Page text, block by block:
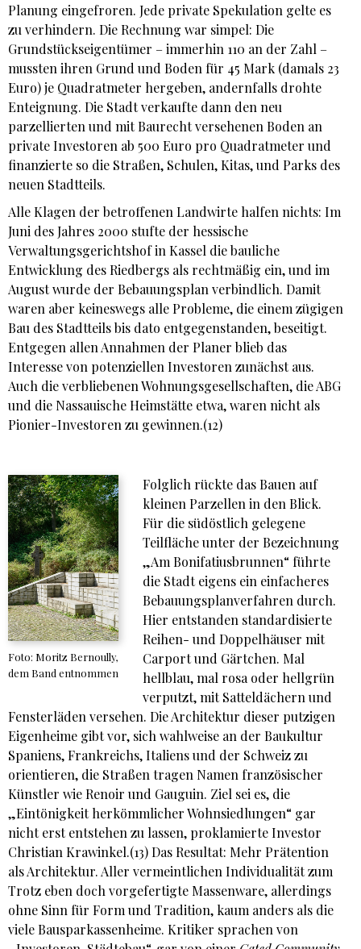
Planung eingefroren. Jede private Spekulation gelte es
zu verhindern. Die Rechnung war simpel: Die
Grundstückseigentümer – immerhin 110 an der Zahl –
mussten ihren Grund und Boden für 45 Mark (damals 23
Euro) je Quadratmeter hergeben, andernfalls drohte
Enteignung. Die Stadt verkaufte dann den neu
parzellierten und mit Baurecht versehenen Boden an
private Investoren ab 500 Euro pro Quadratmeter und
finanzierte so die Straßen, Schulen, Kitas, und Parks des
neuen Stadtteils.
Alle Klagen der betroffenen Landwirte halfen nichts: Im
Juni des Jahres 2000 stufte der hessische
Verwaltungsgerichtshof in Kassel die bauliche
Entwicklung des Riedbergs als rechtmäßig ein, und im
August wurde der Bebauungsplan verbindlich. Damit
waren aber keineswegs alle Probleme, die einem zügigen
Bau des Stadtteils bis dato entgegenstanden, beseitigt.
Entgegen allen Annahmen der Planer blieb das
Interesse von potenziellen Investoren zunächst aus.
Auch die verbliebenen Wohnungsgesellschaften, die ABG
und die Nassauische Heimstätte etwa, waren nicht als
Pionier-Investoren zu gewinnen.(12)
Foto: Moritz Bernoully,
dem Band entnommen
Folglich rückte das Bauen auf
kleinen Parzellen in den Blick.
Für die südöstlich gelegene
Teilfläche unter der Bezeichnung
„Am Bonifatiusbrunnen“ führte
die Stadt eigens ein einfacheres
Bebauungsplanverfahren durch.
Hier entstanden standardisierte
Reihen- und Doppelhäuser mit
Carport und Gärtchen. Mal
hellblau, mal rosa oder hellgrün
verputzt, mit Satteldächern und
Fensterläden versehen. Die Architektur dieser putzigen
Eigenheime gibt vor, sich wahlweise an der Baukultur
Spaniens, Frankreichs, Italiens und der Schweiz zu
orientieren, die Straßen tragen Namen französischer
Künstler wie Renoir und Gauguin. Ziel sei es, die
„Eintönigkeit herkömmlicher Wohnsiedlungen“ gar
nicht erst entstehen zu lassen, proklamierte Investor
Christian Krawinkel.(13) Das Resultat: Mehr Prätention
als Architektur. Aller vermeintlichen Individualität zum
Trotz eben doch vorgefertigte Massenware, allerdings
ohne Sinn für Form und Tradition, kaum anders als die
viele Bausparkassenheime. Kritiker sprachen von